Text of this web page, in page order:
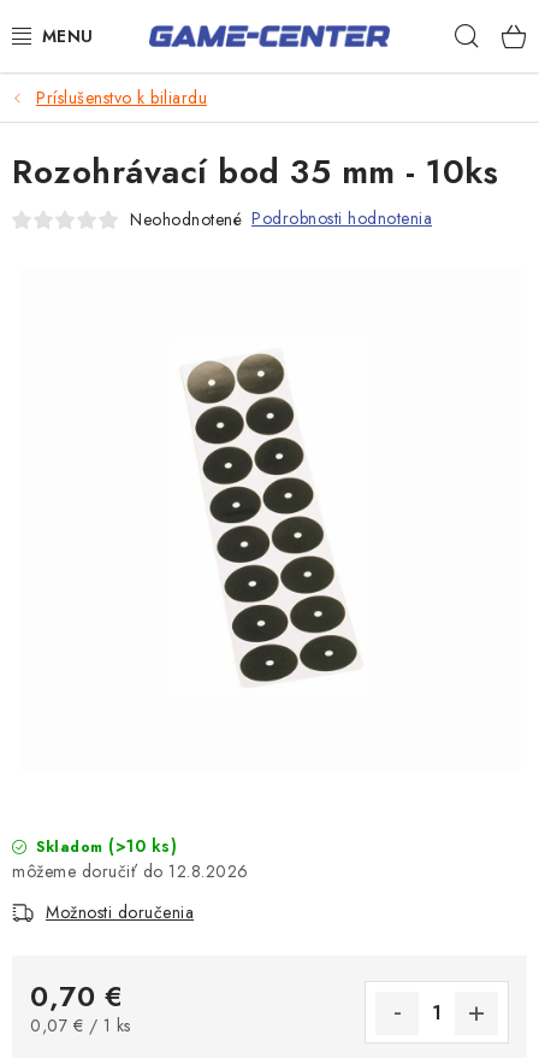
na
ŠípkyPríslušenstvo k biliardu
Skladom (>10 ks)
12.8.2026
Možnosti doručenia
0,70 €
Jednotková cena:
0,07 € / 1 ks
Rozohrávací bod 35 mm - 10ks
Neohodnotené Podrobnosti hodnotenia